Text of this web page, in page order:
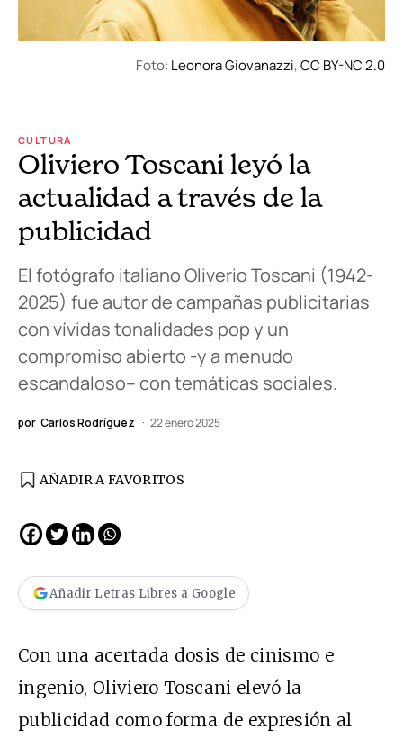
Foto: Leonora Giovanazzi,CC BY-NC 2.0
CULTURA
Oliviero Toscani leyó la
actualidad a través de la
publicidad
El fotógrafo italiano Oliverio Toscani (1942-
2025) fue autor de campañas publicitarias
con vívidas tonalidades pop y un
compromiso abierto -y a menudo
escandaloso– con temáticas sociales.
por Carlos Rodríguez 22 enero 2025
AÑADIR A FAVORITOS
Añadir Letras Libres a Google
Con una acertada dosis de cinismo e
ingenio, Oliviero Toscani elevó la
publicidad como forma de expresión al